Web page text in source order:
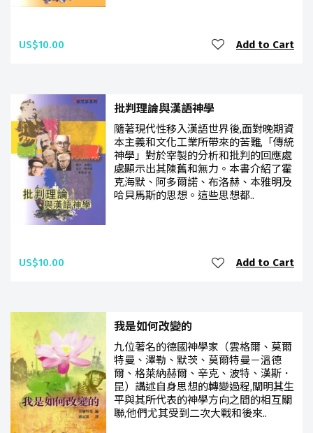
US$10.00 Add to Cart
批判理論與漢語神學
隨著現代性移入漢語世界後,面對晚期資
本主義和文化工業所帶來的苦難,「傳統
神學」對於宰製的分析和批判的回應處
處顯示出其陳舊和無力。本書介紹了霍
克海默、阿多爾諾、布洛赫、本雅明及
哈貝馬斯的思想。這些思想都..
US$10.00 Add to Cart
我是如何改變的
九位著名的德國神學家（雲格爾、莫爾
特曼、澤勒、默茨、莫爾特曼－溫德
爾、格萊納赫爾、辛克、波特、漢斯．
昆）講述自身思想的轉變過程,闡明其生
平與其所代表的神學方向之間的相互關
聯,他們尤其受到二次大戰和後來..